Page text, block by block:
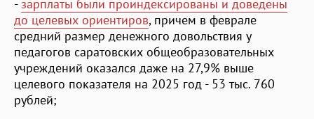
-зарплаты были проиндексированы и доведены
до целевых ориентиров, причем в феврале
средний размер денежного довольствия у
педагогов саратовских общеобразовательных
учреждений оказался даже на 27,9% выше
целевого показателя на 2025 год - 53 тыс. 760
рублей;